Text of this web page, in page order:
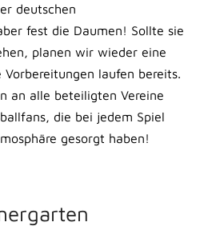
deutschen
fest die Daumen! Sollte sie
planen wir wieder eine
laufen bereits.
an alle beteiligten Vereine
die bei jedem Spiel
gesorgt haben!